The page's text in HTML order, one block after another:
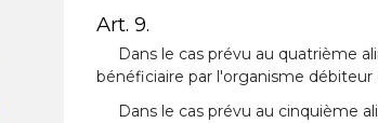
Art. 9.
Dans le cas prévu au quatrième
bénéficiaire par l'organisme
Dans le cas prévu au cinquième